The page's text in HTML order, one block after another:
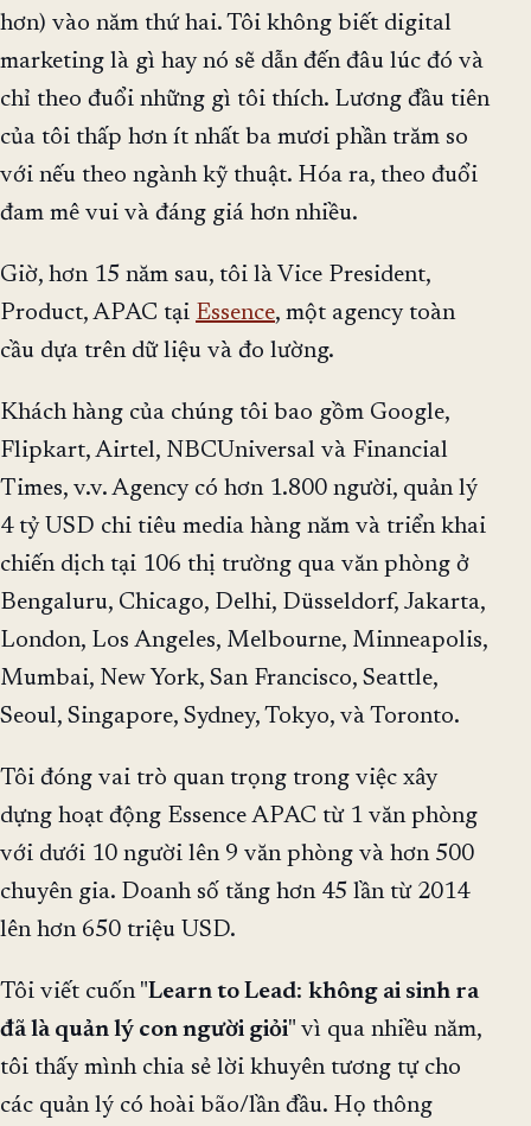
hơn) vào năm thứ hai. Tôi không biết digital
marketing là gì hay nó sẽ dẫn đến đâu lúc đó và
chỉ theo đuổi những gì tôi thích. Lương đầu tiên
của tôi thấp hơn ít nhất ba mươi phần trăm so
với nếu theo ngành kỹ thuật. Hóa ra, theo đuổi
đam mê vui và đáng giá hơn nhiều.
Giờ, hơn 15 năm sau, tôi là Vice President,
Product, APAC tại Essence, một agency toàn
cầu dựa trên dữ liệu và đo lường.
Khách hàng của chúng tôi bao gồm Google,
Flipkart, Airtel, NBCUniversal và Financial
Times, v.v. Agency có hơn 1.800 người, quản lý
4 tỷ USD chi tiêu media hàng năm và triển khai
chiến dịch tại 106 thị trường qua văn phòng ở
Bengaluru, Chicago, Delhi, Düsseldorf, Jakarta,
London, Los Angeles, Melbourne, Minneapolis,
Mumbai, New York, San Francisco, Seattle,
Seoul, Singapore, Sydney, Tokyo, và Toronto.
Tôi đóng vai trò quan trọng trong việc xây
dựng hoạt động Essence APAC từ 1 văn phòng
với dưới 10 người lên 9 văn phòng và hơn 500
chuyên gia. Doanh số tăng hơn 45 lần từ 2014
lên hơn 650 triệu USD.
Tôi viết cuốn "Learn to Lead: không ai sinh ra
đã là quản lý con người giỏi" vì qua nhiều năm,
tôi thấy mình chia sẻ lời khuyên tương tự cho
các quản lý có hoài bão/lần đầu. Họ thông